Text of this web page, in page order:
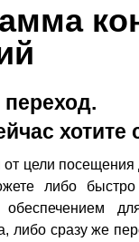
хотите
от цели
либо быстро
либо сразу же